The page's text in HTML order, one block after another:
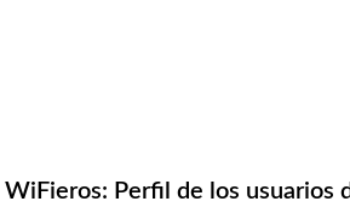
WiFieros: Perfil de los usuarios